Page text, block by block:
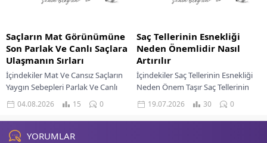
Saçların Mat Görünümüne
Son Parlak Ve Canlı Saçlara
Ulaşmanın Sırları
İçindekiler Mat Ve Cansız Saçların
Yaygın Sebepleri Parlak Ve Canlı
Saçlar İçin Bakım Rutini Bitkisel
Kürler İle Saçlara Doğal Destek...
04.08.2026 15 0
Saç Tellerinin Esnekliği
Neden Önemlidir Nasıl
Artırılır
İçindekiler Saç Tellerinin Esnekliği
Neden Önem Taşır Saç Tellerinin
Esnekliğini Artırma Yolları Saç
Bakımında Doğru Ürünlerin Rolü
Isı Hasarından Korunma...
19.07.2026 30 0
YORUMLAR